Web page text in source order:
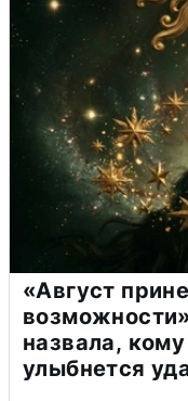
«Август
назвала,
улыбнется